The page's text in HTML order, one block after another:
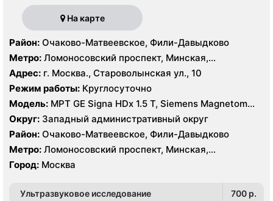
На карте
Район: Очаково-Матвеевское, Фили-Давыдково
Метро: Ломоносовский проспект, Минская,
Славянский бульвар
Адрес: г. Москва., Староволынская ул., 10
Режим работы: Круглосуточно
Модель: МРТ GE Signa HDx 1.5 T, Siemens Magnetom
Harmony 1.0 Т, КТ GE Healthcare Optima CT660 64
среза, GE Healthcare BrightSpeed 16 срезов, УЗИ
Hitachi Hi Vision Preirus, GE Voluson E8
Округ: Западный административный округ
Район: Очаково-Матвеевское, Фили-Давыдково
Метро: Ломоносовский проспект, Минская,
Славянский бульвар
Город: Москва
Ультразвуковое исследование 700 p.